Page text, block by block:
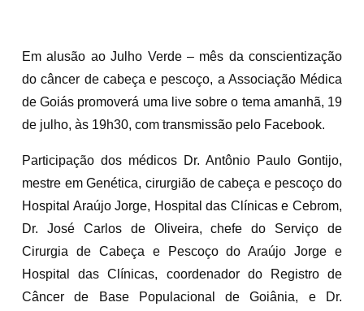
Em alusão ao Julho Verde – mês da conscientização
do câncer de cabeça e pescoço, a Associação Médica
de Goiás promoverá uma live sobre o tema amanhã, 19
de julho, às 19h30, com transmissão pelo Facebook.
Participação dos médicos Dr. Antônio Paulo Gontijo,
mestre em Genética, cirurgião de cabeça e pescoço do
Hospital Araújo Jorge, Hospital das Clínicas e Cebrom,
Dr. José Carlos de Oliveira, chefe do Serviço de
Cirurgia de Cabeça e Pescoço do Araújo Jorge e
Hospital das Clínicas, coordenador do Registro de
Câncer de Base Populacional de Goiânia, e Dr.